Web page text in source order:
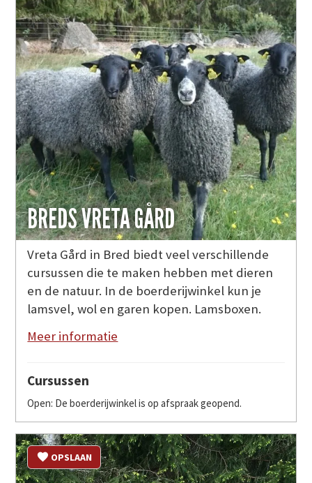
BREDS VRETA GÅRD
Vreta Gård in Bred biedt veel verschillende
cursussen die te maken hebben met dieren
en de natuur. In de boerderijwinkel kun je
lamsvel, wol en garen kopen. Lamsboxen.
Meer informatie
Cursussen
Open: De boerderijwinkel is op afspraak geopend.
OPSLAAN